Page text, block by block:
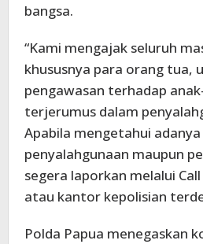
bangsa.
“Kami mengajak seluruh
khususnya para orang tua,
pengawasan terhadap
terjerumus dalam
Apabila mengetahui
penyalahgunaan maupun
segera laporkan melalui
atau kantor kepolisian
Polda Papua menegaskan